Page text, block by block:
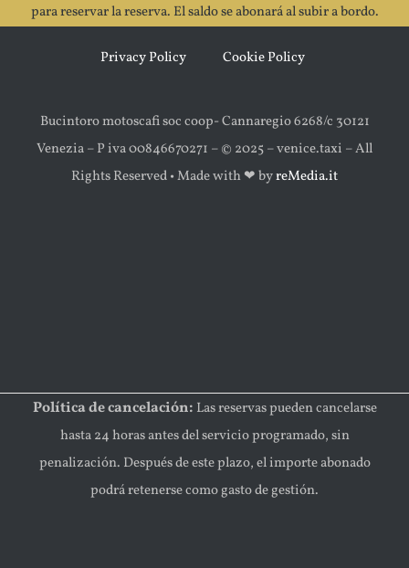
para reservar la reserva. El saldo se abonará al subir a bordo.
Privacy Policy Cookie Policy
Bucintoro motoscafi soc coop- Cannaregio 6268/c 30121
Venezia – P iva 00846670271 – © 2025 – venice.taxi – All
Rights Reserved • Made with ‪‪❤︎‬ byreMedia.it
Política de cancelación: Las reservas pueden cancelarse
hasta 24 horas antes del servicio programado, sin
penalización. Después de este plazo, el importe abonado
podrá retenerse como gasto de gestión.